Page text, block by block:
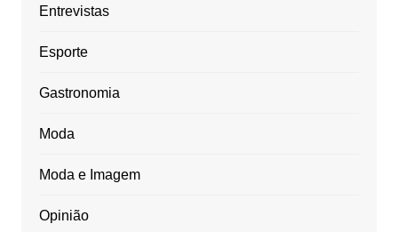
Entrevistas
Esporte
Gastronomia
Moda
Moda e Imagem
Opinião